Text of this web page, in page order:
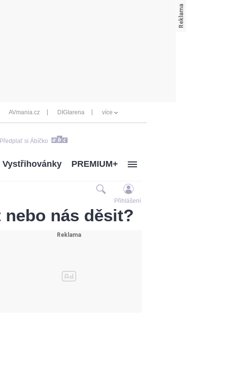
AVmania.cz DIGIarena více
Předplať si Ábíčko
Vystřihovánky PREMIUM+
Přihlášení
nás děsit?